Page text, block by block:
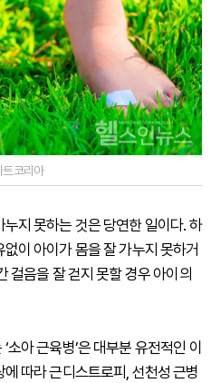
트코리아
지 못하는 것은 당연한 일이다. 하
이 아이가 몸을 잘 가누지 못하거
걸음을 잘 걷지 못할 경우 아이의
아 근육병’은 대부분 유전적인 이
따라 근디스트로피, 선천성 근병